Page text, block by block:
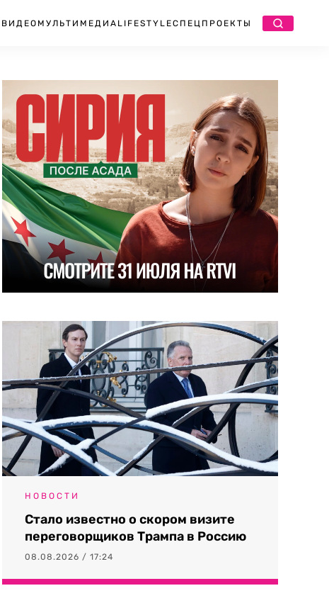
ВИДЕО МУЛЬТИМЕДИА LIFESTYLEСПЕЦПРОЕКТЫ
НОВОСТИ
Стало известно о скором визите
переговорщиков Трампа в Россию
08.08.2026 / 17:24